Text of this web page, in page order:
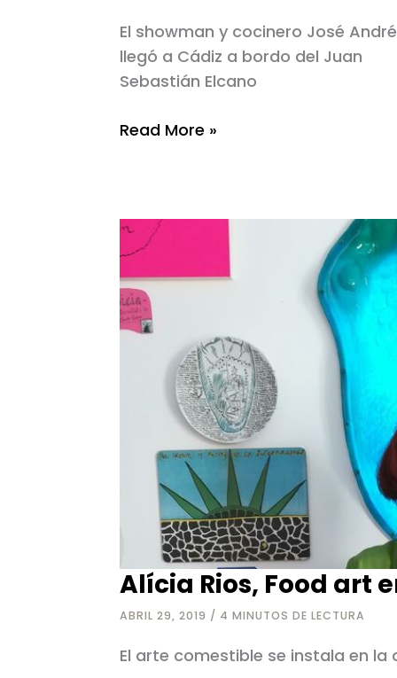
El showman y cocinero José
llegó a Cádiz a bordo del Juan
Sebastián Elcano
La
Read More »
Alícia Rios, Food art
ABRIL 29, 2019 / 4 MINUTOS DE LECTURA
El arte comestible se instala en la